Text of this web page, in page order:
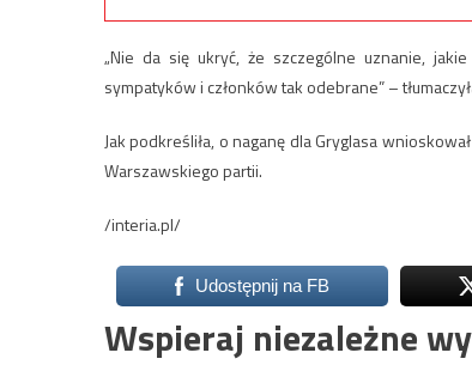
„Nie da się ukryć, że szczególne uznanie,
sympatyków i członków tak odebrane” –
Jak podkreśliła, o naganę dla Gryglasa
Warszawskiego partii.
/interia.pl/
Udostępnij na FB
Wspieraj niezależne